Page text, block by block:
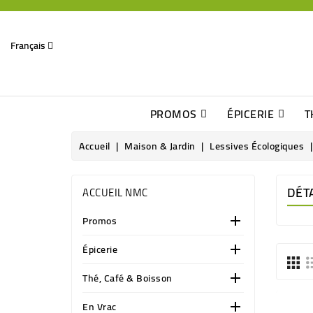
Français
PROMOS ÉPICERIE
Accueil Maison & Jardin Lessives Écologiques
ACCUEIL NMC
Promos 
Épicerie 
Thé, Café & Boisson 
En Vrac 